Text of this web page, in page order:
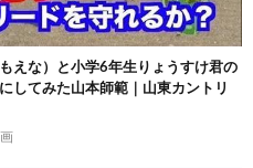
えな）と小学6年生りょうすけ君の
してみた山本師範｜山東カントリ